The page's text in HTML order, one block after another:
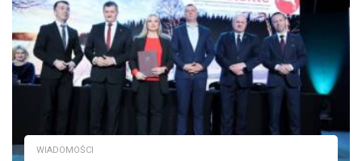
WIADOMOŚCI